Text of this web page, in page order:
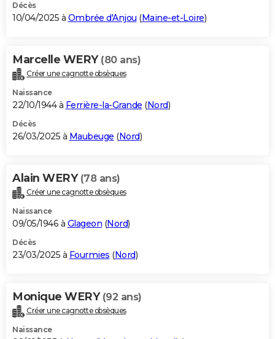
Décès
10/04/2025 à Ombrée d'Anjou (Maine-et-Loire)
Marcelle WERY (80 ans)
Créer une cagnotte obsèques
Naissance
22/10/1944 à Ferrière-la-Grande (Nord)
Décès
26/03/2025 à Maubeuge (Nord)
Alain WERY (78 ans)
Créer une cagnotte obsèques
Naissance
09/05/1946 à Glageon (Nord)
Décès
23/03/2025 à Fourmies (Nord)
Monique WERY (92 ans)
Créer une cagnotte obsèques
Naissance